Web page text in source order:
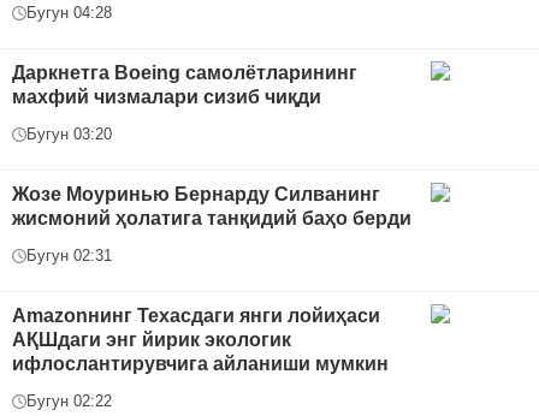
Бугун 04:28
Даркнетга Boeing самолётларининг
махфий чизмалари сизиб чиқди
Бугун 03:20
Жозе Моуринью Бернарду Силванинг
жисмоний ҳолатига танқидий баҳо берди
Бугун 02:31
Amazonнинг Техасдаги янги лойиҳаси
АҚШдаги энг йирик экологик
ифлослантирувчига айланиши мумкин
Бугун 02:22